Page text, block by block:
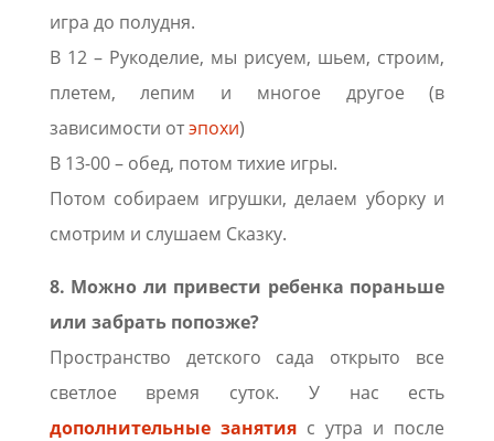
игра до полудня.
В 12 – Рукоделие, мы рисуем, шьем, строим,
плетем, лепим и многое другое (в
зависимости отэпохи)
В 13-00 – обед, потом тихие игры.
Потом собираем игрушки, делаем уборку и
смотрим и слушаем Сказку.
8. Можно ли привести ребенка пораньше
или забрать попозже?
Пространство детского сада открыто все
светлое время суток. У нас есть
дополнительные занятияс утра и после